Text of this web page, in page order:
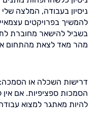
ניסיון בעבודה, המלצה
להמשיך בפרויקטים
בשביל להישאר מחוברת
מהר מאד לצאת מהתחום
דרישות השכלה או הסמכה:
הסמכות ספציפיות. אם
להיות מאתגר למצוא